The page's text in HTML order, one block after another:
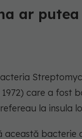
ar
care a fost
la insula
această bacterie